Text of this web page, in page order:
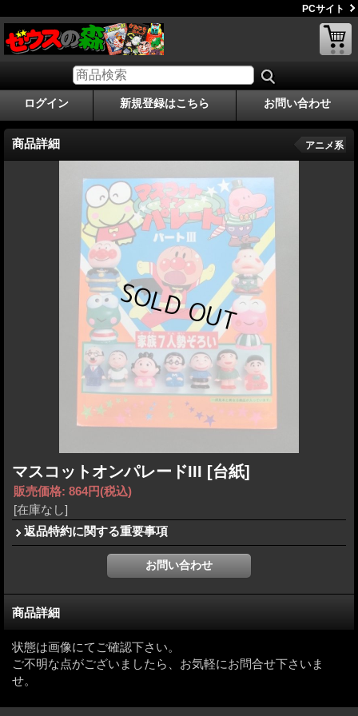
PCサイト
ログイン 新規登録はこちら お問い合わせ
商品詳細 アニメ系
マスコットオンパレードIII [台紙]
販売価格: 864円(税込)
[在庫なし]
返品特約に関する重要事項
商品詳細
状態は画像にてご確認下さい。
ご不明な点がございましたら、お気軽にお問合せ下さいま
せ。